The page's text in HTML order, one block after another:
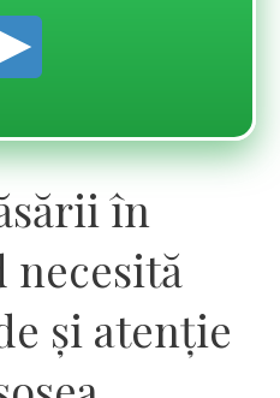
în
necesită
și atenție